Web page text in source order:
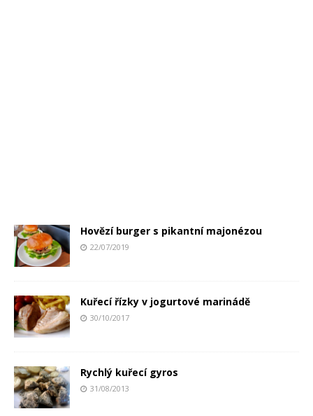
Hovězí burger s pikantní majonézou
22/07/2019
Kuřecí řízky v jogurtové marinádě
30/10/2017
Rychlý kuřecí gyros
31/08/2013